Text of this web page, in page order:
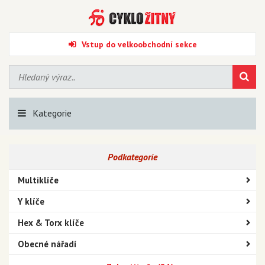
Vstup do velkoobchodní sekce
Kategorie
Podkategorie
Multiklíče
Y klíče
Hex & Torx klíče
Obecné nářadí